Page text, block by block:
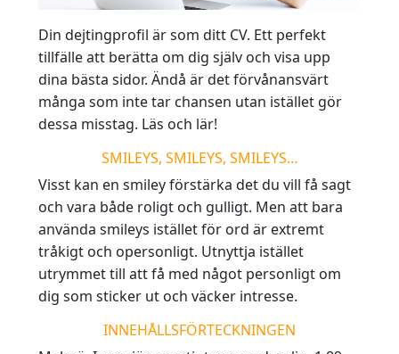
Din dejtingprofil är som ditt CV. Ett perfekt
tillfälle att berätta om dig själv och visa upp
dina bästa sidor. Ändå är det förvånansvärt
många som inte tar chansen utan istället gör
dessa misstag. Läs och lär!
SMILEYS, SMILEYS, SMILEYS…
Visst kan en smiley förstärka det du vill få sagt
och vara både roligt och gulligt. Men att bara
använda smileys istället för ord är extremt
tråkigt och opersonligt. Utnyttja istället
utrymmet till att få med något personligt om
dig som sticker ut och väcker intresse.
INNEHÅLLSFÖRTECKNINGEN